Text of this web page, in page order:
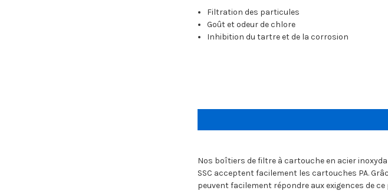
Filtration des particules
Goût et odeur de chlore
Inhibition du tartre et de la corrosion
Nos boîtiers de filtre à cartouche en acier
SSC acceptent facilement les cartouches PA.
peuvent facilement répondre aux exigences de ce